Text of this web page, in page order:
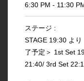
6:30 PM - 11:30
ステージ :
STAGE 19:30 よ
了予定＞ 1st Set
21:40/ 3rd Set